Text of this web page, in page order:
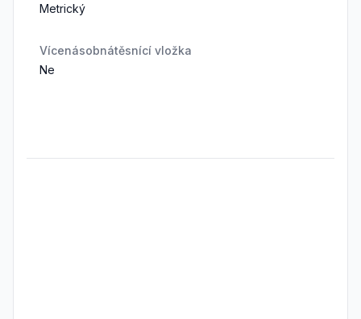
Metrický
Vícenásobnátěsnící vložka
Ne